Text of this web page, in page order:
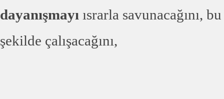
dayanışmayı ısrarla savunacağını,
şekilde çalışacağını,